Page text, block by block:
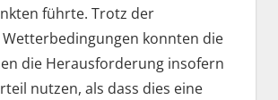
führte. Trotz der
konnten die
die Herausforderung insofern
nutzen, als dass dies eine